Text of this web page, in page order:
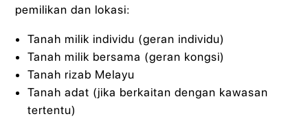
pemilikan dan lokasi:
Tanah milik individu (geran individu)
Tanah milik bersama (geran kongsi)
Tanah rizab Melayu
Tanah adat (jika berkaitan dengan kawasan
tertentu)